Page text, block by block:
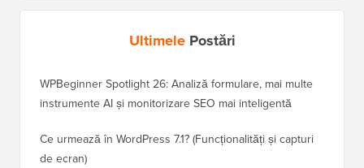
UltimelePostări
WPBeginner Spotlight 26: Analiză formulare, mai multe
instrumente AI și monitorizare SEO mai inteligentă
Ce urmează în WordPress 7.1? (Funcționalități și capturi
de ecran)